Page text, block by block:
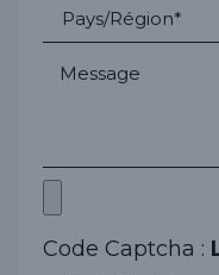
Code Captcha :